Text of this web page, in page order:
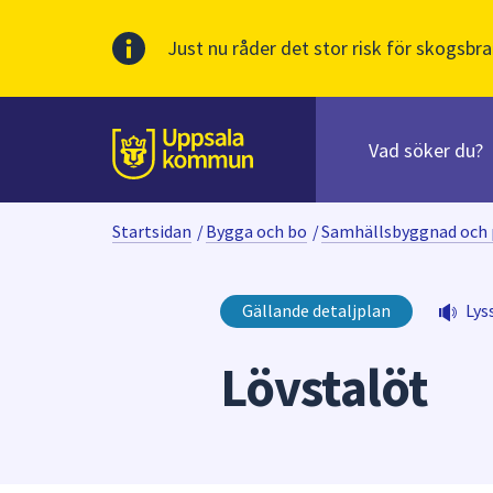
Just nu råder det stor risk för
Till sidans
huvudinnehåll
innehåll
När
börjar
skriva
sökfältet
kommer
Startsidan /Bygga och bo /Samhällsbyggnad
Gällande detaljplan
Lövstalöt